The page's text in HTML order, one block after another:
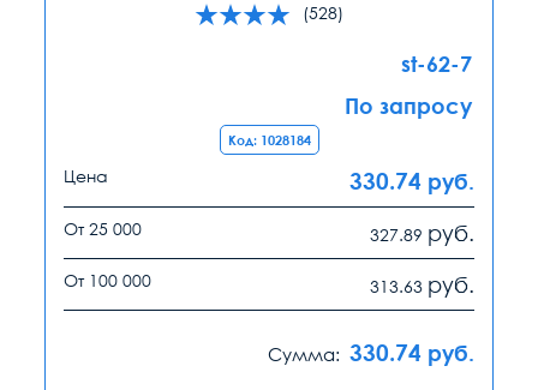
(528)
st-62-7
По запросу
Код: 1028184
Цена 330.74 руб.
От 25 000 327.89 руб.
От 100 000 313.63 руб.
Сумма: 330.74 руб.